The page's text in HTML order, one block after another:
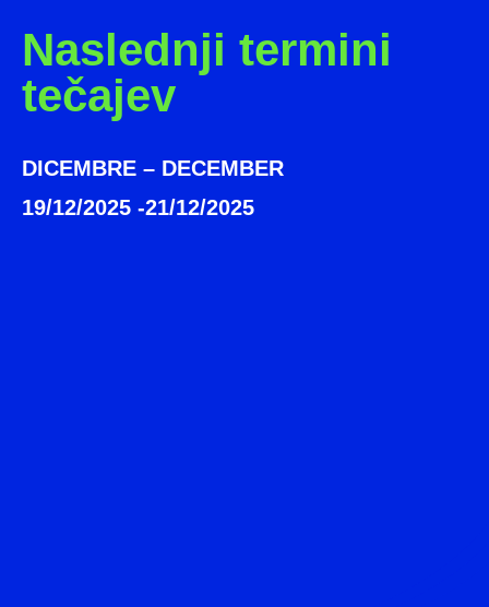
Naslednji termini
tečajev
DICEMBRE – DECEMBER
19/12/2025 -21/12/2025